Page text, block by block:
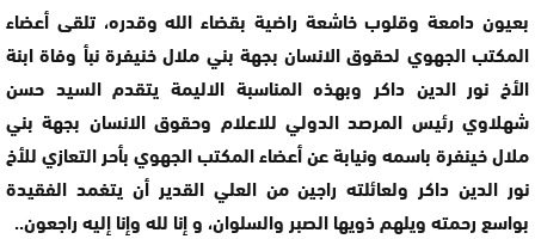
بعيون دامعة وقلوب خاشعة راضية بقضاء الله وقدره، تلقى أعضاء
المكتب الجهوي لحقوق الانسان بجهة بني ملال خنيفرة نبأ وفاة ابنة
الأخ نور الدين داكر وبهذه المناسبة الاليمة يتقدم السيد حسن
شهلاوي رئيس المرصد الدولي للاعلام وحقوق الانسان بجهة بني
ملال خينفرة باسمه ونيابة عن أعضاء المكتب الجهوي بأحر التعازي للأخ
نور الدين داكر ولعائلته راجين من العلي القدير أن يتغمد الفقيدة
بواسع رحمته ويلهم ذويها الصبر والسلوان، و إنا لله وإنا إليه راجعون..